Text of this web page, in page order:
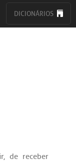
DICIONÁRIOS
, de receber